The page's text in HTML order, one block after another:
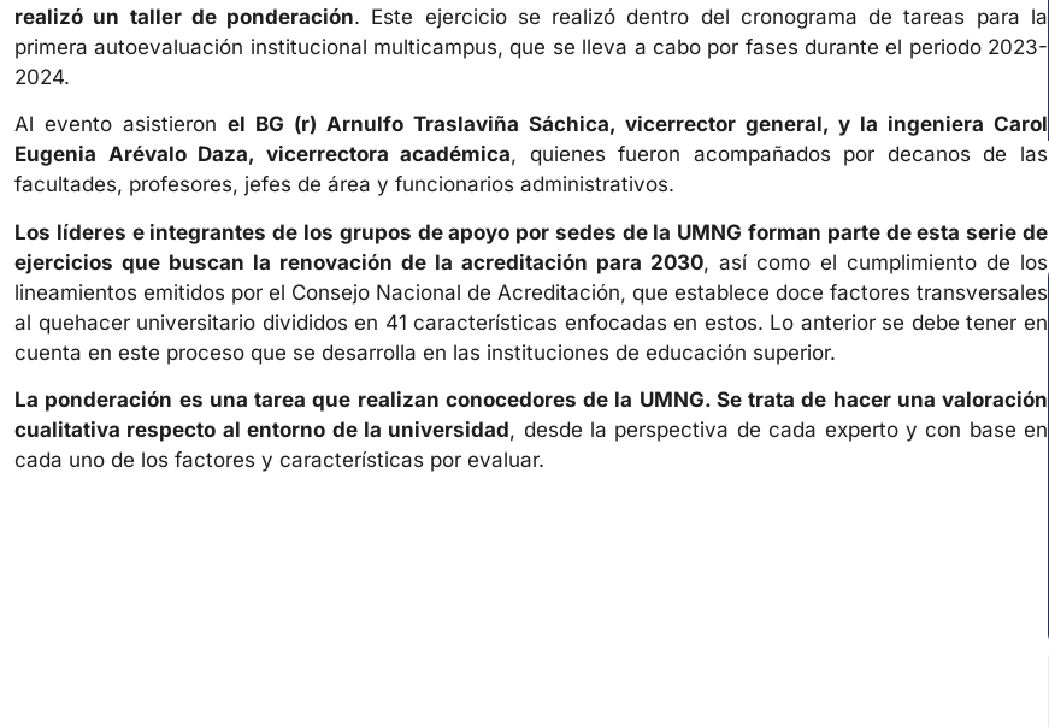
realizó un taller de ponderación. Este ejercicio se realizó dentro del cronograma de tareas para la
primera autoevaluación institucional multicampus, que se lleva a cabo por fases durante el periodo 2023-
2024.
Al evento asistieron el BG (r) Arnulfo Traslaviña Sáchica, vicerrector general, y la ingeniera Carol
Eugenia Arévalo Daza, vicerrectora académica, quienes fueron acompañados por decanos de las
facultades, profesores, jefes de área y funcionarios administrativos.
Los líderes e integrantes de los grupos de apoyo por sedes de la UMNG forman parte de esta serie de
ejercicios que buscan la renovación de la acreditación para 2030, así como el cumplimiento de los
lineamientos emitidos por el Consejo Nacional de Acreditación, que establece doce factores transversales
al quehacer universitario divididos en 41 características enfocadas en estos. Lo anterior se debe tener en
cuenta en este proceso que se desarrolla en las instituciones de educación superior.
La ponderación es una tarea que realizan conocedores de la UMNG. Se trata de hacer una valoración
cualitativa respecto al entorno de la universidad, desde la perspectiva de cada experto y con base en
cada uno de los factores y características por evaluar.